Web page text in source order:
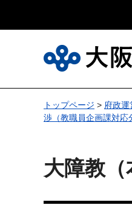
トップページ > 府政運
渉（教職員企画課対応
大障教